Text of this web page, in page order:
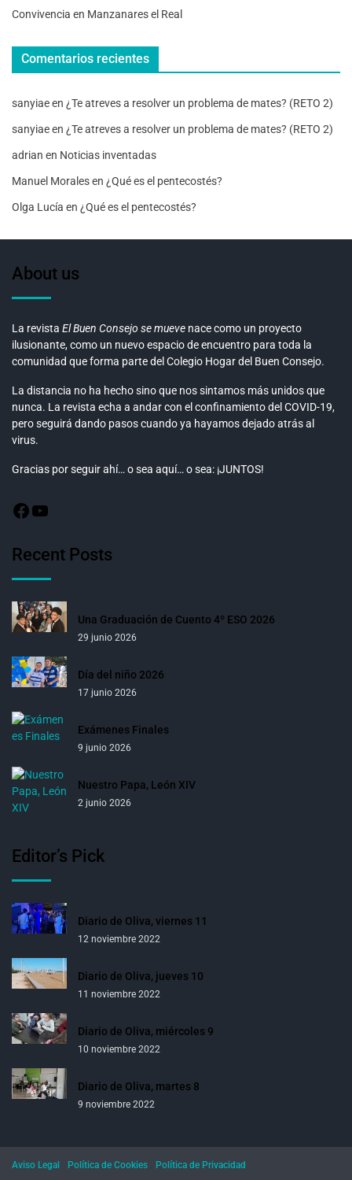
Convivencia en Manzanares el Real
Comentarios recientes
sanyiaeen ¿Te atreves a resolver un problema de mates? (RETO 2)
sanyiaeen ¿Te atreves a resolver un problema de mates? (RETO 2)
adrian en Noticias inventadas
Manuel Moralesen ¿Qué es el pentecostés?
Olga Lucía en ¿Qué es el pentecostés?
About us
La revista El Buen Consejo se mueve nace como un proyecto
ilusionante, como un nuevo espacio de encuentro para toda la
comunidad que forma parte del Colegio Hogar del Buen Consejo.
La distancia no ha hecho sino que nos sintamos más unidos que
nunca. La revista echa a andar con el confinamiento del COVID-19,
pero seguirá dando pasos cuando ya hayamos dejado atrás al
virus.
Gracias por seguir ahí… o sea aquí… o sea: ¡JUNTOS!
Recent Posts
Una Graduación de Cuento 4º ESO 2026
29 junio 2026
Día del niño 2026
17 junio 2026
Exámenes Finales
9 junio 2026
Nuestro Papa, León XIV
2 junio 2026
Editor’s Pick
Diario de Oliva, viernes 11
12 noviembre 2022
Diario de Oliva, jueves 10
11 noviembre 2022
Diario de Oliva, miércoles 9
10 noviembre 2022
Diario de Oliva, martes 8
9 noviembre 2022
Aviso Legal Política de Cookies Política de Privacidad